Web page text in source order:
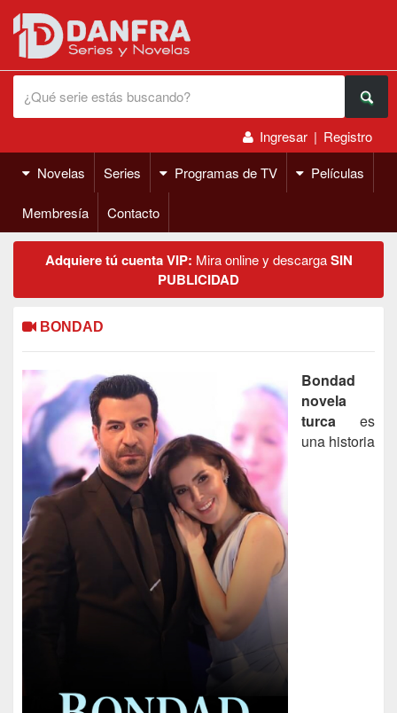
Ingresar | Registro
Novelas
Series Programas de TV Películas
Membresía Contacto
Adquiere tú cuenta VIP: Mira online y descargaSIN
PUBLICIDAD
BONDAD
Bondad
novela
turca es
una historia